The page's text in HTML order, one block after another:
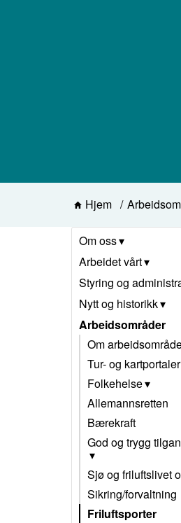
Hjem
Om oss
Arbeidet vårt
Styring og
Nytt og historikk
Arbeidsområder
Om
Tur- og kartportaler
Folkehelse
Allemannsretten
Bærekraft
God og trygg
Sjø og friluftslivet
Sikring/forvaltning
Friluftsporter